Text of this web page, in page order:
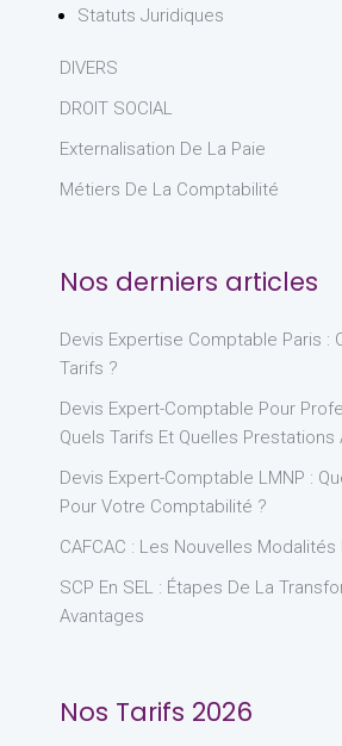
Statuts Juridiques
DIVERS
DROIT SOCIAL
Externalisation De La Paie
Métiers De La Comptabilité
Nos derniers articles
Devis Expertise Comptable Paris :
Tarifs ?
Devis Expert-Comptable Pour
Quels Tarifs Et Quelles Prestations
Devis Expert-Comptable LMNP :
Pour Votre Comptabilité ?
CAFCAC : Les Nouvelles Modalités
SCP En SEL : Étapes De La
Avantages
Nos Tarifs 2026